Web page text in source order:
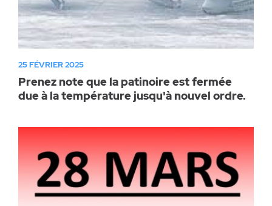
25 FÉVRIER 2025
Prenez note que la patinoire est fermée
due à la température jusqu'à nouvel ordre.